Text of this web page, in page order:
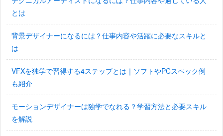
とは
背景デザイナーになるには？仕事内容や活躍に必要なスキルと
は
VFXを独学で習得する4ステップとは｜ソフトやPCスペック例
も紹介
モーションデザイナーは独学でなれる？学習方法と必要スキル
を解説